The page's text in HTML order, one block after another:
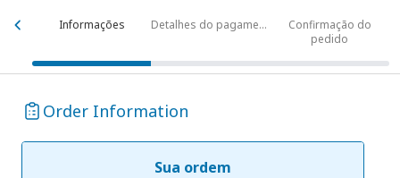
Informações Detalhes do pagamento
Confirmação do
pedido
Order Information
Sua ordem